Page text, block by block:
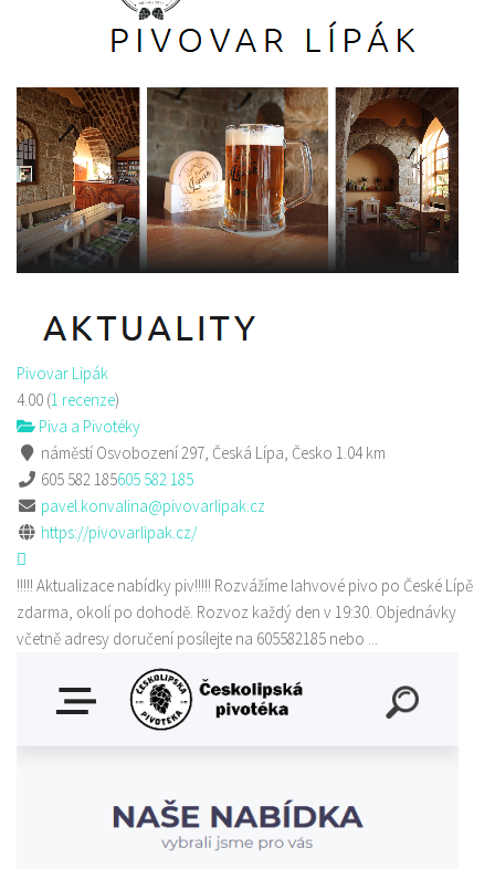
Pivovar Lipák
4.00 (1 recenze)
Piva a Pivotéky
náměstí Osvobození 297, Česká Lípa, Česko 1.04 km
605 582 185605 582 185
pavel.konvalina@pivovarlipak.cz
https://pivovarlipak.cz/
!!!!! Aktualizace nabídky piv!!!!! Rozvážíme lahvové pivo po České Lípě
zdarma, okolí po dohodě. Rozvoz každý den v 19:30. Objednávky
včetně adresy doručení posílejte na 605582185 nebo ...